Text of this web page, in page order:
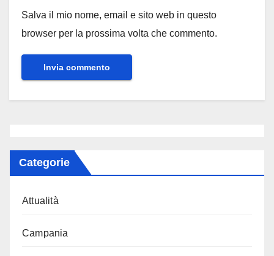
Salva il mio nome, email e sito web in questo
browser per la prossima volta che commento.
Categorie
Attualità
Campania